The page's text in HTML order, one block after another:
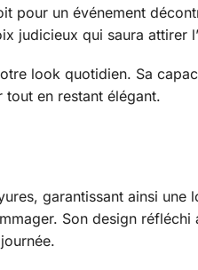
pour un événement
judicieux qui saura attirer
look quotidien. Sa
en restant élégant.
garantissant ainsi une
Son design réfléchi